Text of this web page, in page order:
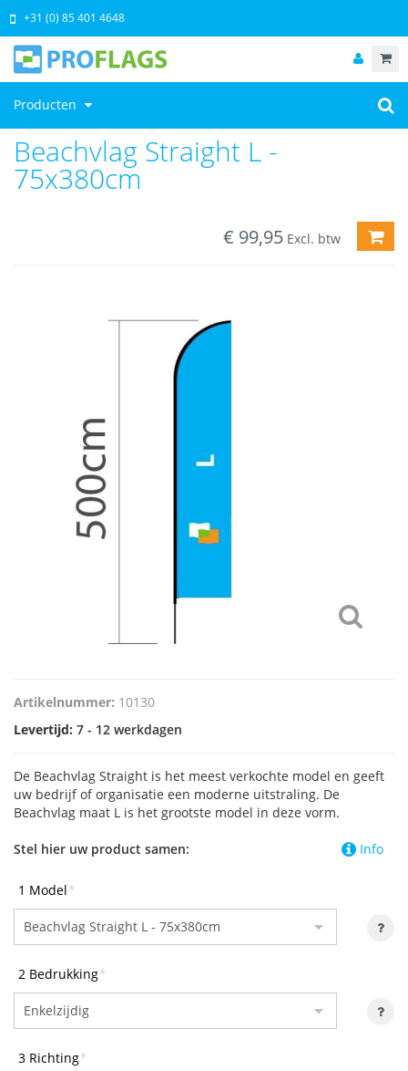
Producten
+31 (0) 85 401 4648
Beachvlag Straight L -
75x380cm
€ 99,95 Excl. btw
Artikelnummer: 10130
Levertijd: 7 - 12 werkdagen
De Beachvlag Straight is het meest verkochte model en geeft
uw bedrijf of organisatie een moderne uitstraling. De
Beachvlag maat L is het grootste model in deze vorm.
Info
Stel hier uw product samen:
1 Model*
2 Bedrukking*
3 Richting*